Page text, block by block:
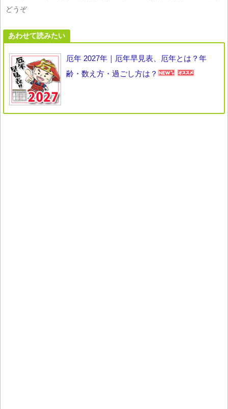
どうぞ
あわせて読みたい
厄年 2027年｜厄年早見表、厄年とは？年
齢・数え方・過ごし方は？